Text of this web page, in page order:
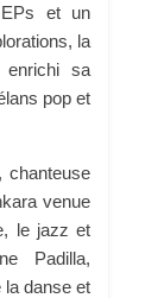
et un
la
enrichi sa
pop et
chanteuse
venue
le jazz et
Padilla,
la danse et